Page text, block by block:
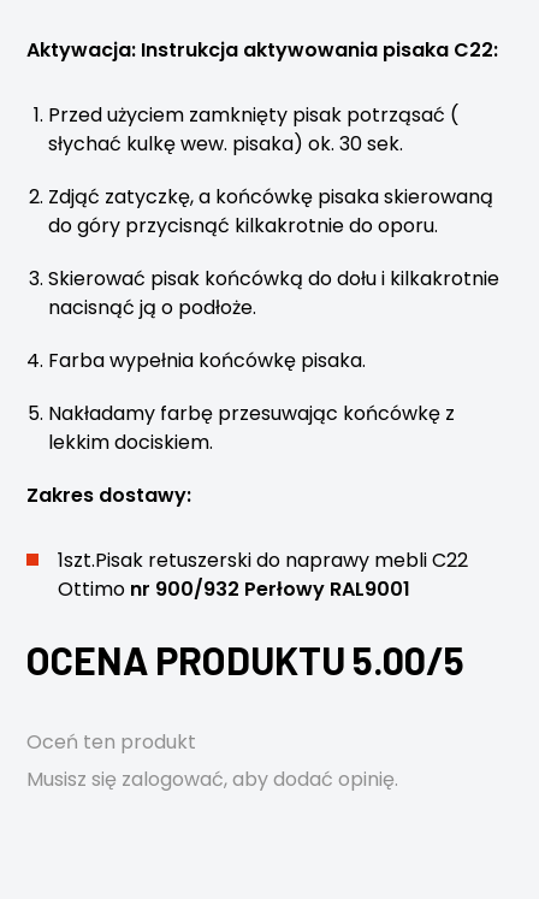
Aktywacja: Instrukcja aktywowania pisaka C22:
Przed użyciem zamknięty pisak potrząsać (
słychać kulkę wew. pisaka) ok. 30 sek.
Zdjąć zatyczkę, a końcówkę pisaka skierowaną
do góry przycisnąć kilkakrotnie do oporu.
Skierować pisak końcówką do dołu i kilkakrotnie
nacisnąć ją o podłoże.
Farba wypełnia końcówkę pisaka.
Nakładamy farbę przesuwając końcówkę z
lekkim dociskiem.
Zakres dostawy:
1szt.Pisak retuszerski do naprawy mebli C22
Ottimo nr 900/932 Perłowy RAL9001
OCENA PRODUKTU 5.00/5
Oceń ten produkt
Musisz się zalogować, aby dodać opinię.